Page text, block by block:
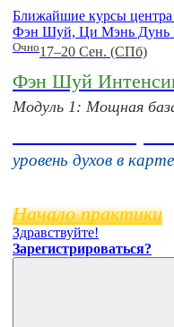
Ближайшие курсы центра
Фэн Шуй, Ци Мэнь Дунь
Очно17–20 Сен. (СПб)
Фэн Шуй
Модуль 1: Мощная
уровень духов в
Начало практики
Здравствуйте!
Зарегистрироваться?